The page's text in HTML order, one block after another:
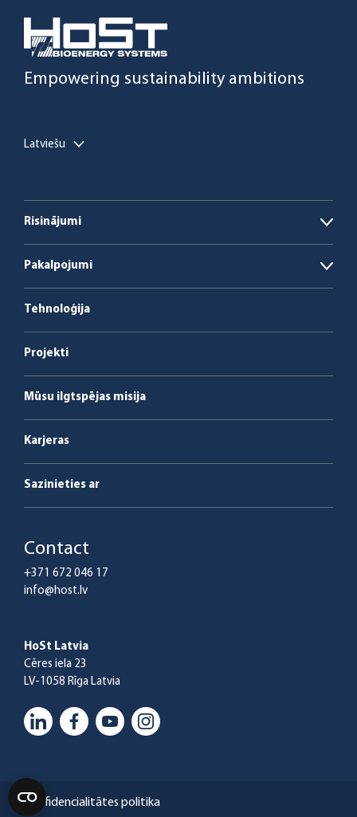
Empowering sustainability ambitions
Latviešu
Risinājumi
Open
Biomasas un ar atkritumiem kurināmas
katlumājas
Pakalpojumi
Open
Apkalpošana un apkope
Tehnoloģija
Projekti
Mūsu ilgtspējas misija
Karjeras
Sazinieties ar
Contact
+371 672 046 17
info@host.lv
HoSt Latvia
Cēres iela 23
LV-1058 Rīga Latvia
Konfidencialitātes politika